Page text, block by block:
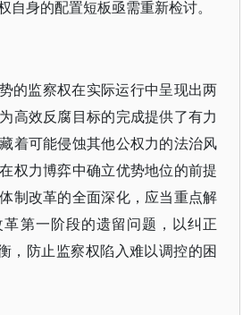
自身的配置短板亟需重新检讨。
的监察权在实际运行中呈现出两
高效反腐目标的完成提供了有力
着可能侵蚀其他公权力的法治风
权力博弈中确立优势地位的前提
制改革的全面深化，应当重点解
第一阶段的遗留问题，以纠正
，防止监察权陷入难以调控的困